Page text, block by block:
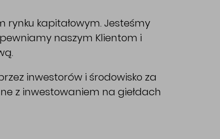
rynku kapitałowym. Jesteśmy
naszym Klientom i
inwestorów i środowisko za
z inwestowaniem na giełdach